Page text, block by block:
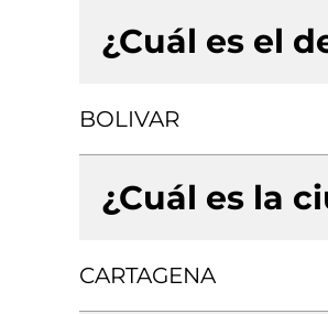
¿Cuál es el
BOLIVAR
¿Cuál es la
CARTAGENA